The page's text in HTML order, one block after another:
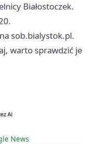
Białostoczek.
sob.bialystok.pl.
warto sprawdzić je
News